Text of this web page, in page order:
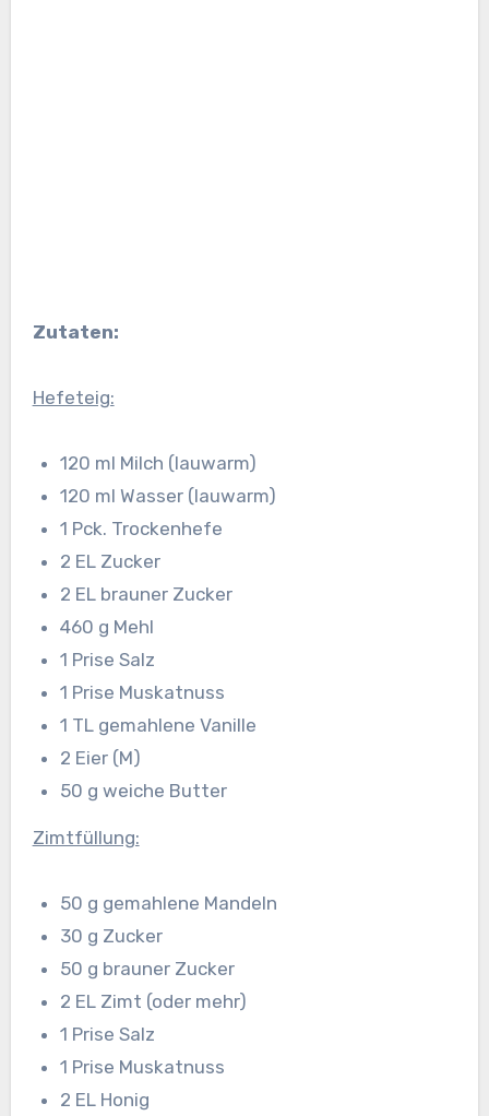
Zutaten:
Hefeteig:
120 ml Milch (lauwarm)
120 ml Wasser (lauwarm)
1 Pck. Trockenhefe
2 EL Zucker
2 EL brauner Zucker
460 g Mehl
1 Prise Salz
1 Prise Muskatnuss
1 TL gemahlene Vanille
2 Eier (M)
50 g weiche Butter
Zimtfüllung:
50 g gemahlene Mandeln
30 g Zucker
50 g brauner Zucker
2 EL Zimt (oder mehr)
1 Prise Salz
1 Prise Muskatnuss
2 EL Honig